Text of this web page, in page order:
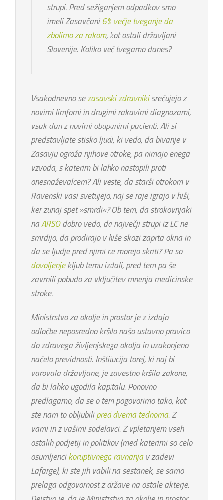
strupi. Pred sežiganjem odpadkov smo
imeli Zasavčani6% večje tveganje da
zbolimo za rakom, kot ostali državljani
Slovenije. Koliko več tvegamo danes?
Vsakodnevno sezasavski zdravnikisrečujejo z
novimi limfomi in drugimi rakavimi diagnozami,
vsak dan z novimi obupanimi pacienti. Ali si
predstavljate stisko ljudi, ki vedo, da bivanje v
Zasavju ogroža njihove otroke, pa nimajo enega
vzvoda, s katerim bi lahko nastopili proti
onesnaževalcem? Ali veste, da starši otrokom v
Ravenski vasi svetujejo, naj se raje igrajo v hiši,
ker zunaj spet »smrdi«? Ob tem, da strokovnjaki
naARSOdobro vedo, da največji strupi iz LC ne
smrdijo, da prodirajo v hiše skozi zaprta okna in
da se ljudje pred njimi ne morejo skriti? Pa so
dovoljenjekljub temu izdali, pred tem pa še
zavrnili pobudo za vključitev mnenja medicinske
stroke.
Ministrstvo za okolje in prostor je z izdajo
odločbe neposredno kršilo našo ustavno pravico
do zdravega življenjskega okolja in uzakonjeno
načelo previdnosti. Inštitucija torej, ki naj bi
varovala državljane, je zavestno kršila zakone,
da bi lahko ugodila kapitalu. Ponovno
predlagamo, da se o tem pogovorimo tako, kot
ste nam to obljubilipred dvema tednoma. Z
vami in z vašimi sodelavci. Z vpletanjem vseh
ostalih podjetij in politikov (med katerimi so celo
osumljencikoruptivnega ravnanjav zadevi
Lafarge), ki ste jih vabili na sestanek, se samo
prelaga odgovornost z države na ostale akterje.